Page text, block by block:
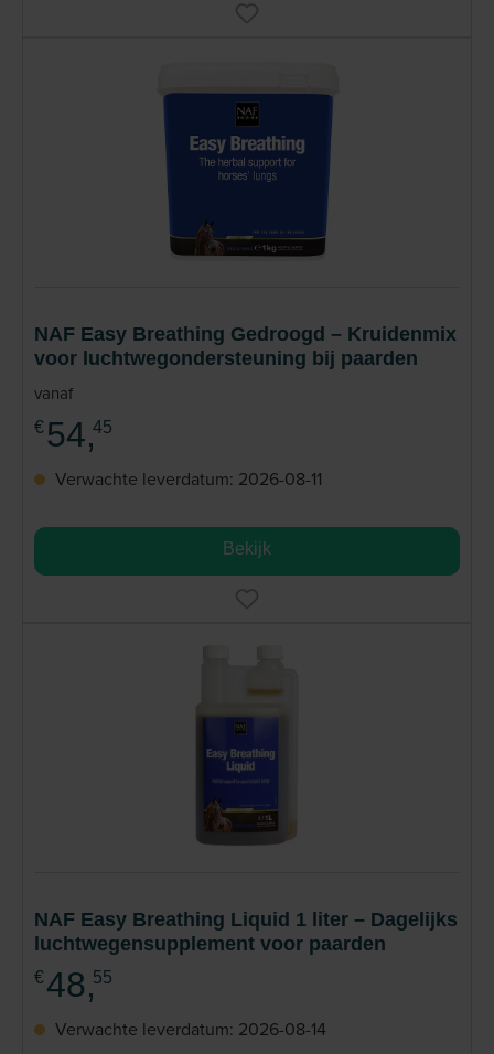
NAF Easy Breathing Gedroogd – Kruidenmix
voor luchtwegondersteuning bij paarden
vanaf
€ 54,45
Verwachte leverdatum: 2026-08-11
Bekijk
NAF Easy Breathing Liquid 1 liter – Dagelijks
luchtwegensupplement voor paarden
€ 48,55
Verwachte leverdatum: 2026-08-14